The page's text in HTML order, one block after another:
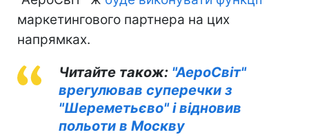
маркетингового партнера на цих
напрямках.
Читайте також: "АероСвіт"
врегулював суперечки з
"Шереметьєво" і відновив
польоти в Москву